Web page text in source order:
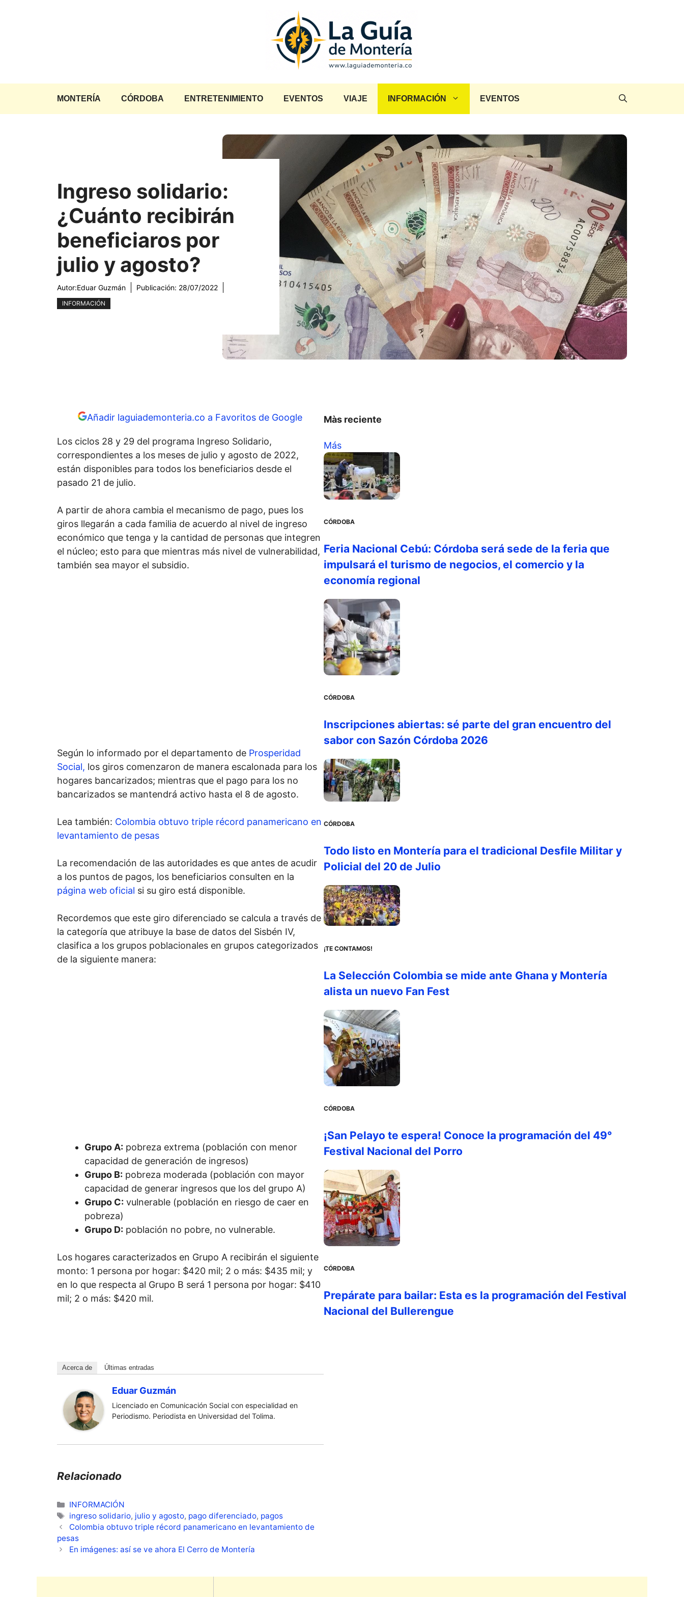
MONTERÍA CÓRDOBA ENTRETENIMIENTO EVENTOS VIAJE INFORMACIÓN EVENTOS
Ingreso solidario:
¿Cuánto recibirán
beneficiaros por
julio y agosto?
Autor:Eduar Guzmán Publicación: 28/07/2022
INFORMACIÓN
Añadir laguiademonteria.co a Favoritos de Google
Los ciclos 28 y 29 del programa Ingreso Solidario,
correspondientes a los meses de julio y agosto de 2022,
están disponibles para todos los beneficiarios desde el
pasado 21 de julio.
A partir de ahora cambia el mecanismo de pago, pues los
giros llegarán a cada familia de acuerdo al nivel de ingreso
económico que tenga y la cantidad de personas que integren
el núcleo; esto para que mientras más nivel de vulnerabilidad,
también sea mayor el subsidio.
Según lo informado por el departamento de Prosperidad
Social, los giros comenzaron de manera escalonada para los
hogares bancarizados; mientras que el pago para los no
bancarizados se mantendrá activo hasta el 8 de agosto.
Lea también: Colombia obtuvo triple récord panamericano en
levantamiento de pesas
La recomendación de las autoridades es que antes de acudir
a los puntos de pagos, los beneficiarios consulten en la
página web oficial si su giro está disponible.
Recordemos que este giro diferenciado se calcula a través de
la categoría que atribuye la base de datos del Sisbén IV,
clasifica a los grupos poblacionales en grupos categorizados
de la siguiente manera:
Grupo A: pobreza extrema (población con menor
capacidad de generación de ingresos)
Grupo B: pobreza moderada (población con mayor
capacidad de generar ingresos que los del grupo A)
Grupo C: vulnerable (población en riesgo de caer en
pobreza)
Grupo D: población no pobre, no vulnerable.
Los hogares caracterizados en Grupo A recibirán el siguiente
monto: 1 persona por hogar: $420 mil; 2 o más: $435 mil; y
en lo que respecta al Grupo B será 1 persona por hogar: $410
mil; 2 o más: $420 mil.
Acerca de Últimas entradas
Eduar Guzmán
Licenciado en Comunicación Social con especialidad en
Periodismo. Periodista en Universidad del Tolima.
Relacionado
Categorías
INFORMACIÓN
Etiquetas
ingreso solidario, julio y agosto, pago diferenciado, pagos
Colombia obtuvo triple récord panamericano en levantamiento de
pesas
En imágenes: así se ve ahora El Cerro de Montería
Màs reciente
Más
CÓRDOBA
Feria Nacional Cebú: Córdoba será sede de la feria que
impulsará el turismo de negocios, el comercio y la
economía regional
CÓRDOBA
Inscripciones abiertas: sé parte del gran encuentro del
sabor con Sazón Córdoba 2026
CÓRDOBA
Todo listo en Montería para el tradicional Desfile Militar y
Policial del 20 de Julio
¡TE CONTAMOS!
La Selección Colombia se mide ante Ghana y Montería
alista un nuevo Fan Fest
CÓRDOBA
¡San Pelayo te espera! Conoce la programación del 49°
Festival Nacional del Porro
CÓRDOBA
Prepárate para bailar: Esta es la programación del Festival
Nacional del Bullerengue